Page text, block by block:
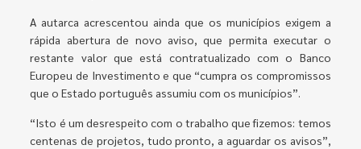
A autarca acrescentou ainda que os municípios exigem a
rápida abertura de novo aviso, que permita executar o
restante valor que está contratualizado com o Banco
Europeu de Investimento e que “cumpra os compromissos
que o Estado português assumiu com os municípios”.
“Isto é um desrespeito com o trabalho que fizemos: temos
centenas de projetos, tudo pronto, a aguardar os avisos”,